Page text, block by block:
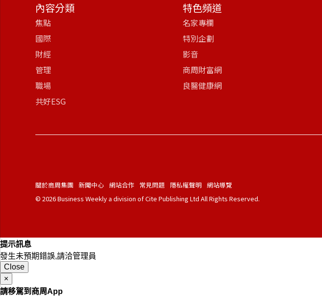
內容分類
焦點
國際
財經
管理
職場
共好ESG
特色頻道
名家專欄
特別企劃
影音
商周財富網
良醫健康網
關於商周集團 新聞中心 網站合作 常見問題 隱私權聲明 網站導覽
© 2026 Business Weekly a division of Cite Publishing Ltd All Rights Reserved.
提示訊息
發生未預期錯誤,請洽管理員
Close
×
請移駕到商周App